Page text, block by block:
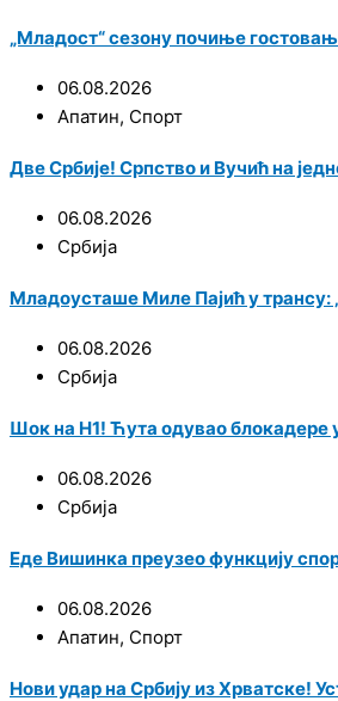
„Младост“ сезону почиње
06.08.2026
Апатин, Спорт
Две Србије! Српство и Вучић на
06.08.2026
Србија
Младоусташе Миле Пајић у трансу:
06.08.2026
Србија
Шок на Н1! Ћута одувао блокадере
06.08.2026
Србија
Еде Вишинка преузео функцију
06.08.2026
Апатин, Спорт
Нови удар на Србију из Хрватске!